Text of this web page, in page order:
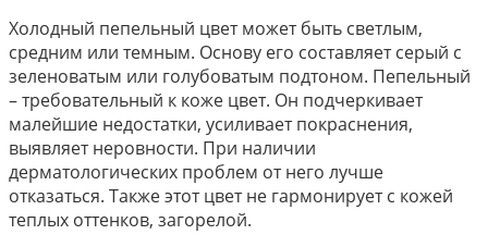
Холодный пепельный цвет может быть светлым,
средним или темным. Основу его составляет серый с
зеленоватым или голубоватым подтоном. Пепельный
– требовательный к коже цвет. Он подчеркивает
малейшие недостатки, усиливает покраснения,
выявляет неровности. При наличии
дерматологических проблем от него лучше
отказаться. Также этот цвет не гармонирует с кожей
теплых оттенков, загорелой.